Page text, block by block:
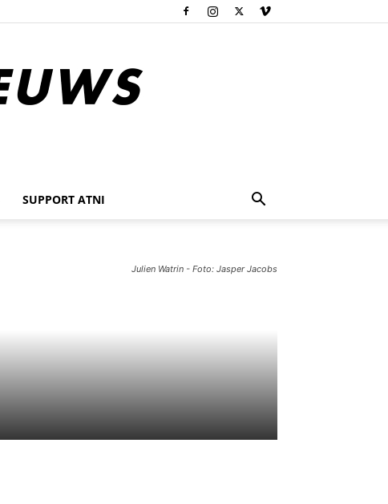
SUPPORT ATNI
Julien Watrin - Foto: Jasper Jacobs